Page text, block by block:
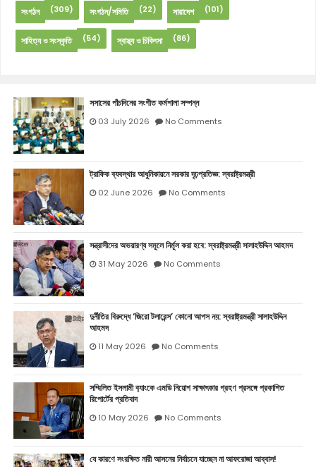
সংগঠন (309) সংগঠন/সমিতি (22) সারাদেশ (101)
সাহিত্য ও সংস্কৃতি (54) স্বাস্থ্য ও চিকিৎসা (86)
সসাসের পাঁচদিনের সংগীত কর্মশালা সম্পন্ন
03 July 2026 No Comments
ট্রাফিক ব্যবস্থার আধুনিকায়নে সরকার দৃঢ়প্রতিজ্ঞ: স্বরাষ্ট্রমন্ত্রী
02 June 2026 No Comments
সন্ত্রাসীদের অভয়ারণ্য সমূলে নির্মূল করা হবে: স্বরাষ্ট্রমন্ত্রী সালাহউদ্দিন আহমদ
31 May 2026 No Comments
দুর্নীতির বিরুদ্ধে ‘জিরো টলারেন্স’ কোনো আপস নয়: স্বরাষ্ট্রমন্ত্রী সালাহউদ্দিন
আহমদ
11 May 2026 No Comments
সম্মিলিত ইসলামী ব‍্যাংকে এমডি নিয়োগ সাক্ষাৎকার গ্রহণ প্রসঙ্গে প্রকাশিত
রিপোর্টের প্রতিবাদ
10 May 2026 No Comments
যে কারণে সংরক্ষিত নারী আসনের নির্বাচনে যাচ্ছেন না আফরোজা আব্বাস!